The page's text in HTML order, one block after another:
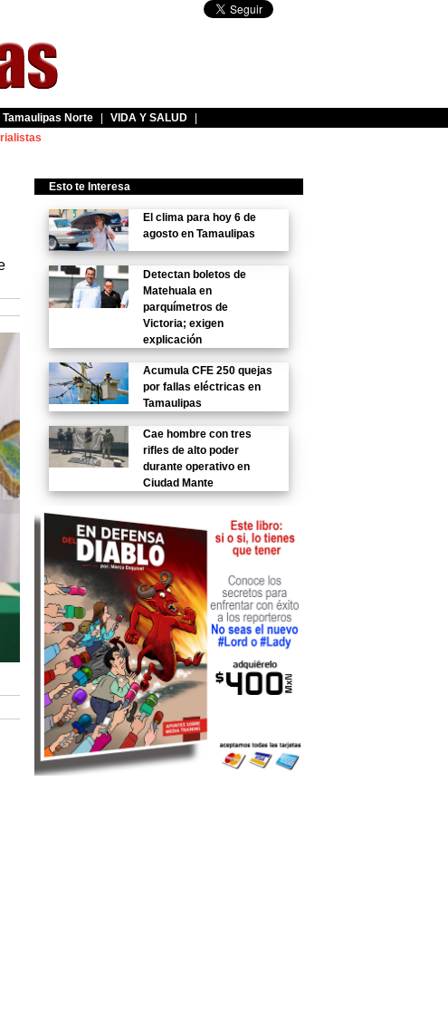
Tamaulipas Norte VIDA Y SALUD
Esto te Interesa
El clima para hoy 6 de
agosto en Tamaulipas
Detectan boletos de
Matehuala en
parquímetros de
Victoria; exigen
explicación
Acumula CFE 250 quejas
por fallas eléctricas en
Tamaulipas
Cae hombre con tres
rifles de alto poder
durante operativo en
Ciudad Mante